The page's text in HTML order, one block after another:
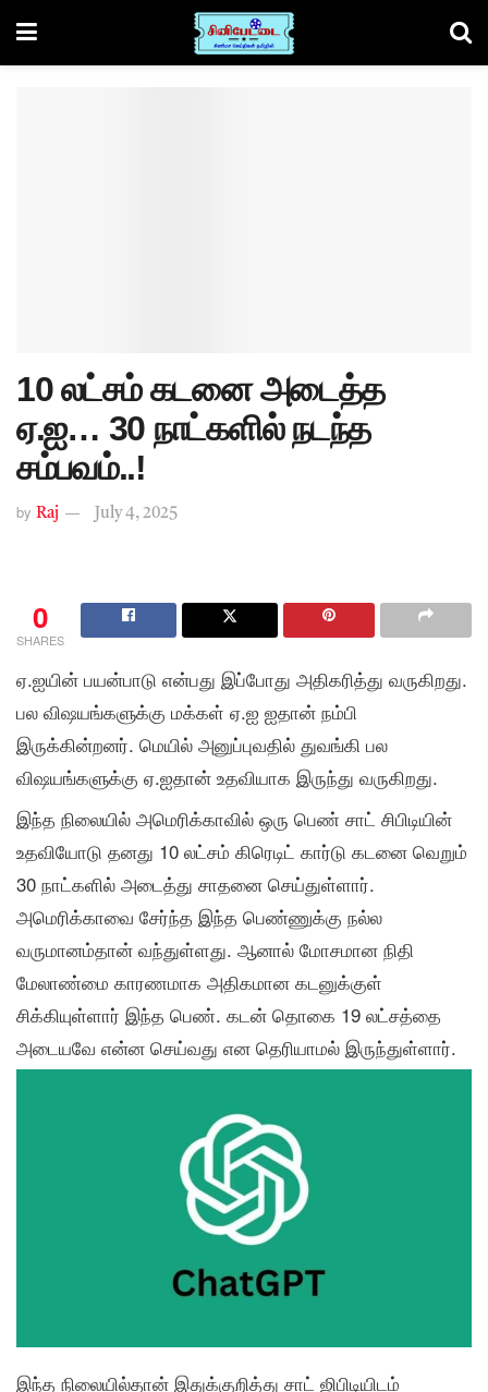
10 லட்சம் கடனை அடைத்த
ஏ.ஐ… 30 நாட்களில் நடந்த
சம்பவம்..!
by Raj July 4, 2025
0
SHARES
ஏ.ஐயின் பயன்பாடு என்பது இப்போது அதிகரித்து வருகிறது.
பல விஷயங்களுக்கு மக்கள் ஏ.ஐ ஐதான் நம்பி
இருக்கின்றனர். மெயில் அனுப்புவதில் துவங்கி பல
விஷயங்களுக்கு ஏ.ஐதான் உதவியாக இருந்து வருகிறது.
இந்த நிலையில் அமெரிக்காவில் ஒரு பெண் சாட் சிபிடியின்
உதவியோடு தனது 10 லட்சம் கிரெடிட் கார்டு கடனை வெறும்
30 நாட்களில் அடைத்து சாதனை செய்துள்ளார்.
அமெரிக்காவை சேர்ந்த இந்த பெண்ணுக்கு நல்ல
வருமானம்தான் வந்துள்ளது. ஆனால் மோசமான நிதி
மேலாண்மை காரணமாக அதிகமான கடனுக்குள்
சிக்கியுள்ளார் இந்த பெண். கடன் தொகை 19 லட்சத்தை
அடையவே என்ன செய்வது என தெரியாமல் இருந்துள்ளார்.
இந்த நிலையில்தான் இதுக்குறித்து சாட் ஜிபிடியிடம்